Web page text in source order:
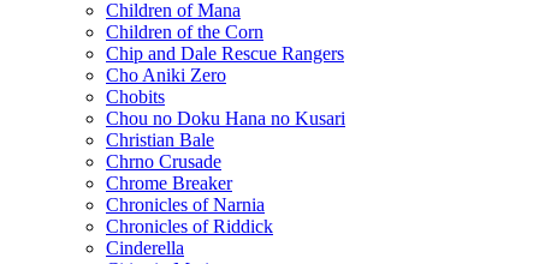
Children of Mana
Children of the Corn
Chip and Dale Rescue Rangers
Cho Aniki Zero
Chobits
Chou no Doku Hana no Kusari
Christian Bale
Chrno Crusade
Chrome Breaker
Chronicles of Narnia
Chronicles of Riddick
Cinderella